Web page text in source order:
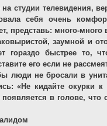
студии телевидения,
себя очень
представь: много-
заумной и
гораздо быстрее то,
его если не
люди не бросали в
«Не кидайте
в голове, что